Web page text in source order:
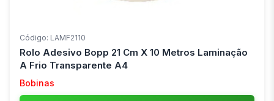
Código: LAMF2110
Rolo Adesivo Bopp 21 Cm X 10 Metros Laminação
A Frio Transparente A4
Bobinas